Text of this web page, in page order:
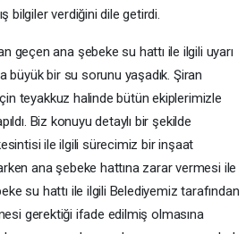
bilgiler verdiğini dile getirdi.
geçen ana şebeke su hattı ile ilgili uyarı
büyük bir su sorunu yaşadık. Şiran
teyakkuz halinde bütün ekiplerimizle
Biz konuyu detaylı bir şekilde
ile ilgili sürecimiz bir inşaat
ana şebeke hattına zarar vermesi ile
su hattı ile ilgili Belediyemiz tarafından
gerektiği ifade edilmiş olmasına